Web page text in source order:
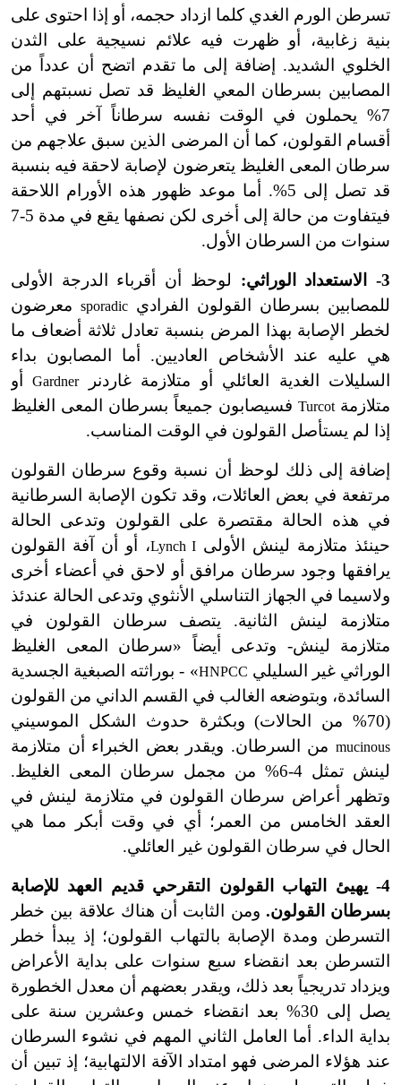
تسرطن الورم الغدي كلما ازداد حجمه، أو إذا احتوى على
بنية زغابية، أو ظهرت فيه علائم نسيجية على الثدن
الخلوي الشديد. إضافة إلى ما تقدم اتضح أن عدداً من
المصابين بسرطان المعي الغليظ قد تصل نسبتهم إلى
7% يحملون في الوقت نفسه سرطاناً آخر في أحد
أقسام القولون، كما أن المرضى الذين سبق علاجهم من
سرطان المعى الغليظ يتعرضون لإصابة لاحقة فيه بنسبة
قد تصل إلى 5%. أما موعد ظهور هذه الأورام اللاحقة
فيتفاوت من حالة إلى أخرى لكن نصفها يقع في مدة 5-7
سنوات من السرطان الأول.
3- الاستعداد الوراثي:
لوحظ أن أقرباء الدرجة الأولى
للمصابين بسرطان القولون الفرادي sporadic معرضون
لخطر الإصابة بهذا المرض بنسبة تعادل ثلاثة أضعاف ما
هي عليه عند الأشخاص العاديين. أما المصابون بداء
السليلات الغدية العائلي أو متلازمة غاردنرGardnerأو
متلازمة Turcot فسيصابون جميعاً بسرطان المعى الغليظ
إذا لم يستأصل القولون في الوقت المناسب.
إضافة إلى ذلك لوحظ أن نسبة وقوع سرطان القولون
مرتفعة في بعض العائلات، وقد تكون الإصابة السرطانية
في هذه الحالة مقتصرة على القولون وتدعى الحالة
حينئذ متلازمة لينش الأولى Lynch I، أو أن آفة القولون
يرافقها وجود سرطان مرافق أو لاحق في أعضاء أخرى
ولاسيما في الجهاز التناسلي الأنثوي وتدعى الحالة عندئذ
متلازمة لينش الثانية. يتصف سرطان القولون في
متلازمة لينش- وتدعى أيضاً «سرطان المعى الغليظ
الوراثي غير السليلي HNPCC» - بوراثته الصبغية الجسدية
السائدة، وبتوضعه الغالب في القسم الداني من القولون
(70% من الحالات) وبكثرة حدوث الشكل الموسيني
mucinous من السرطان. ويقدر بعض الخبراء أن متلازمة
لينش تمثل 4-6% من مجمل سرطان المعى الغليظ.
وتظهر أعراض سرطان القولون في متلازمة لينش في
العقد الخامس من العمر؛ أي في وقت أبكر مما هي
الحال في سرطان القولون غير العائلي.
4- يهيئ التهاب القولون التقرحي قديم العهد للإصابة
بسرطان القولون. ومن الثابت أن هناك علاقة بين خطر
التسرطن ومدة الإصابة بالتهاب القولون؛ إذ يبدأ خطر
التسرطن بعد انقضاء سبع سنوات على بداية الأعراض
ويزداد تدريجياً بعد ذلك، ويقدر بعضهم أن معدل الخطورة
يصل إلى 30% بعد انقضاء خمس وعشرين سنة على
بداية الداء. أما العامل الثاني المهم في نشوء السرطان
عند هؤلاء المرضى فهو امتداد الآفة الالتهابية؛ إذ تبين أن